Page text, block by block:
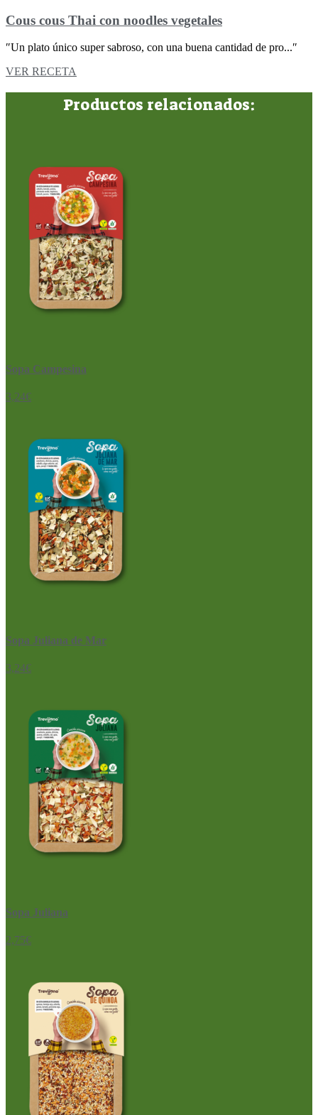
Cous cous Thai con noodles vegetales
″Un plato único super sabroso, con una buena cantidad de pro...″
VER RECETA
Productos relacionados:
Sopa Campesina
3,24€
Sopa Juliana de Mar
3,24€
Sopa Juliana
2,75€